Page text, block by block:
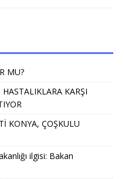
MU?
KARŞI
KONYA, ÇOŞKULU
ilgisi: Bakan